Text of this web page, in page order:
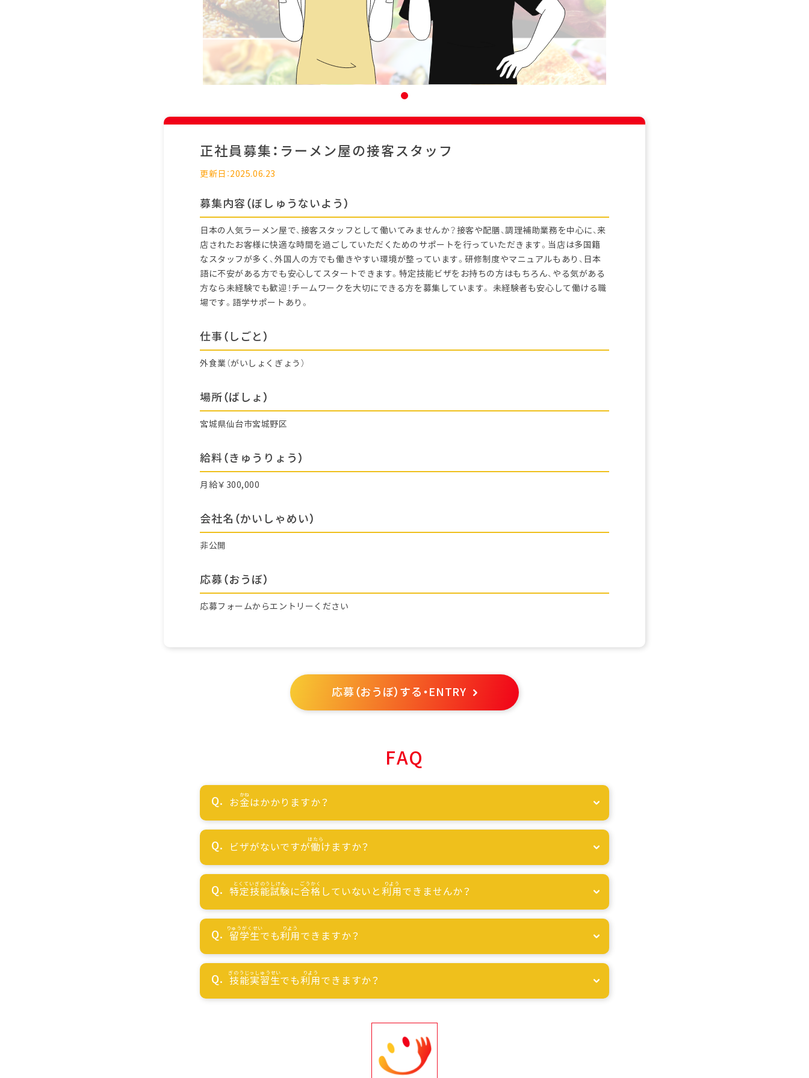
正社員募集：ラーメン屋の接客スタッフ
更新日：2025.06.23
募集内容（ぼしゅうないよう）
日本の人気ラーメン屋で、接客スタッフとして働いてみませんか？接客や配膳、調理補助業務を中心に、来
店されたお客様に快適な時間を過ごしていただくためのサポートを行っていただきます。当店は多国籍
なスタッフが多く、外国人の方でも働きやすい環境が整っています。研修制度やマニュアルもあり、日本
語に不安がある方でも安心してスタートできます。特定技能ビザをお持ちの方はもちろん、やる気がある
方なら未経験でも歓迎！チームワークを大切にできる方を募集しています。 未経験者も安心して働ける職
場です。語学サポートあり。
仕事（しごと）
外食業（がいしょくぎょう）
場所（ばしょ）
宮城県仙台市宮城野区
給料（きゅうりょう）
月給￥300,000
会社名（かいしゃめい）
非公開
応募（おうぼ）
応募フォームからエントリーください
応募（おうぼ）する・ENTRY
FAQ
お金はかかりますか？
ビザがないですが働けますか？
特定技能試験に合格 していないと利用できませんか？
留学生でも利用できますか？
技能実習生でも利用できますか？